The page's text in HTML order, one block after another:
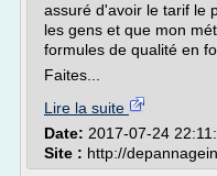
assuré d'avoir le tarif le
les gens et que mon
formules de qualité en
Faites...
Lire la suite
Date: 2017-07-24
Site : http://